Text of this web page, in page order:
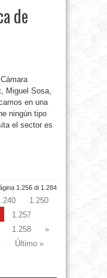
de
Miguel Sosa,
en una
ningún tipo
el sector es
1.256 di 1.284
1.250
1.257
1.258
»
Último »